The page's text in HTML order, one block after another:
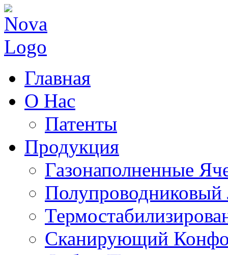
Главная
O Нас
Патенты
Продукция
Газонаполненные
Сканирующий